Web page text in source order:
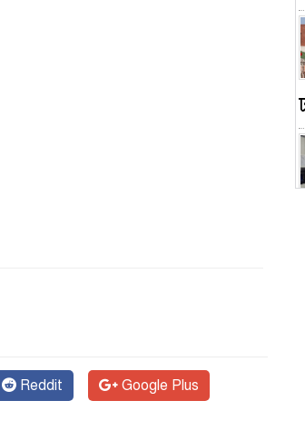
Reddit Google Plus